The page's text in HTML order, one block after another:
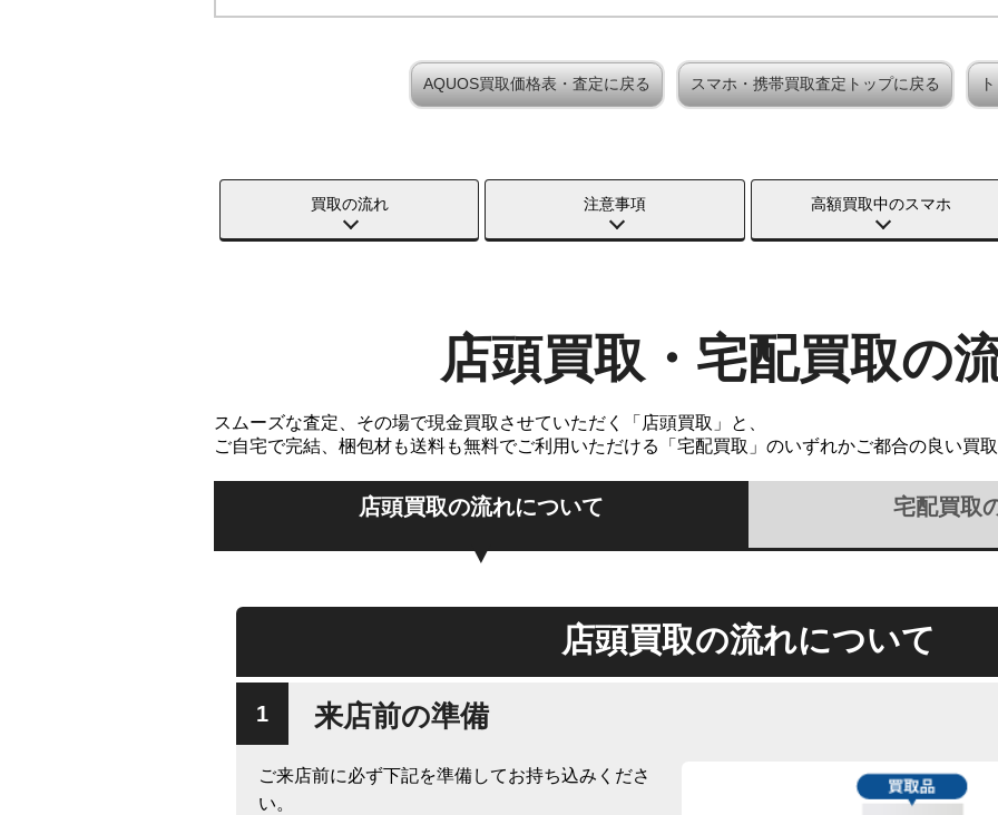
AQUOS買取価格表・査定に戻る スマホ・携帯買取査定トップに戻る
買取の流れ 注意事項 高額買取中のスマホ
店頭買取・宅配買取の
スムーズな査定、その場で現金買取させていただく「店頭買取」と、
ご自宅で完結、梱包材も送料も無料でご利用いただける「宅配買取」のいずれかご都合の良い買
店頭買取の流れについて 宅配買取
店頭買取の流れについて
来店前の準備
ご来店前に必ず下記を準備してお持ち込みくださ
い。